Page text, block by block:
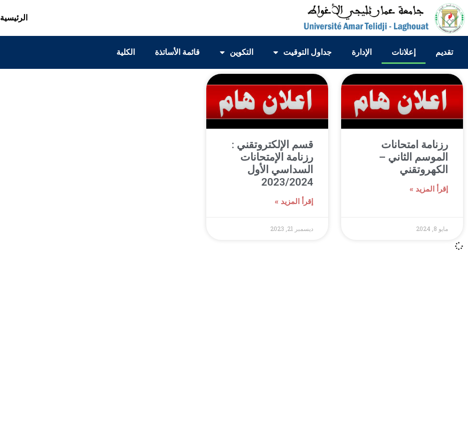
الرئيسية
تقديم إعلانات الإدارة جداول التوقيت التكوين قائمة الأساتذة الكلية
رزنامة امتحانات
الموسم الثاني –
الكهروتقني
إقرأ المزيد »
مايو 8, 2024
قسم الإلكتروتقني :
رزنامة الإمتحانات
السداسي الأول
2023/2024
إقرأ المزيد »
ديسمبر 21, 2023